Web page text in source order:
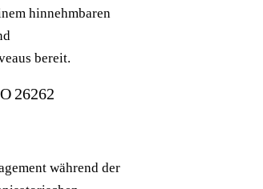
hinnehmbaren
bereit.
26262
während der